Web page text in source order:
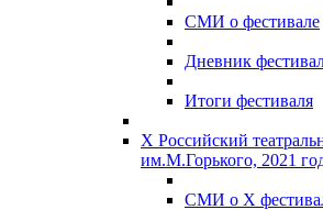
СМИ о фестивале
Дневник
Итоги фестиваля
X Российский
им.М.Горького, 2021
СМИ о X